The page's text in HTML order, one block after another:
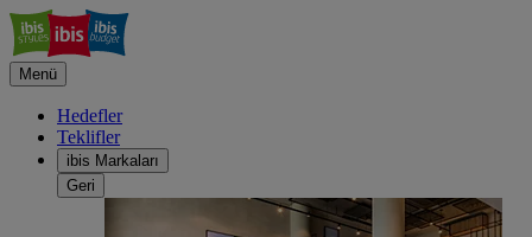
Menü
Hedefler
Teklifler
ibis Markaları
Geri